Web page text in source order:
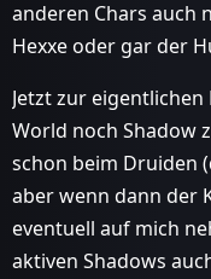
anderen Chars auch
Hexxe oder gar der
Jetzt zur
World noch Shadow
schon beim Druiden
aber wenn dann der
eventuell auf mich
aktiven Shadows